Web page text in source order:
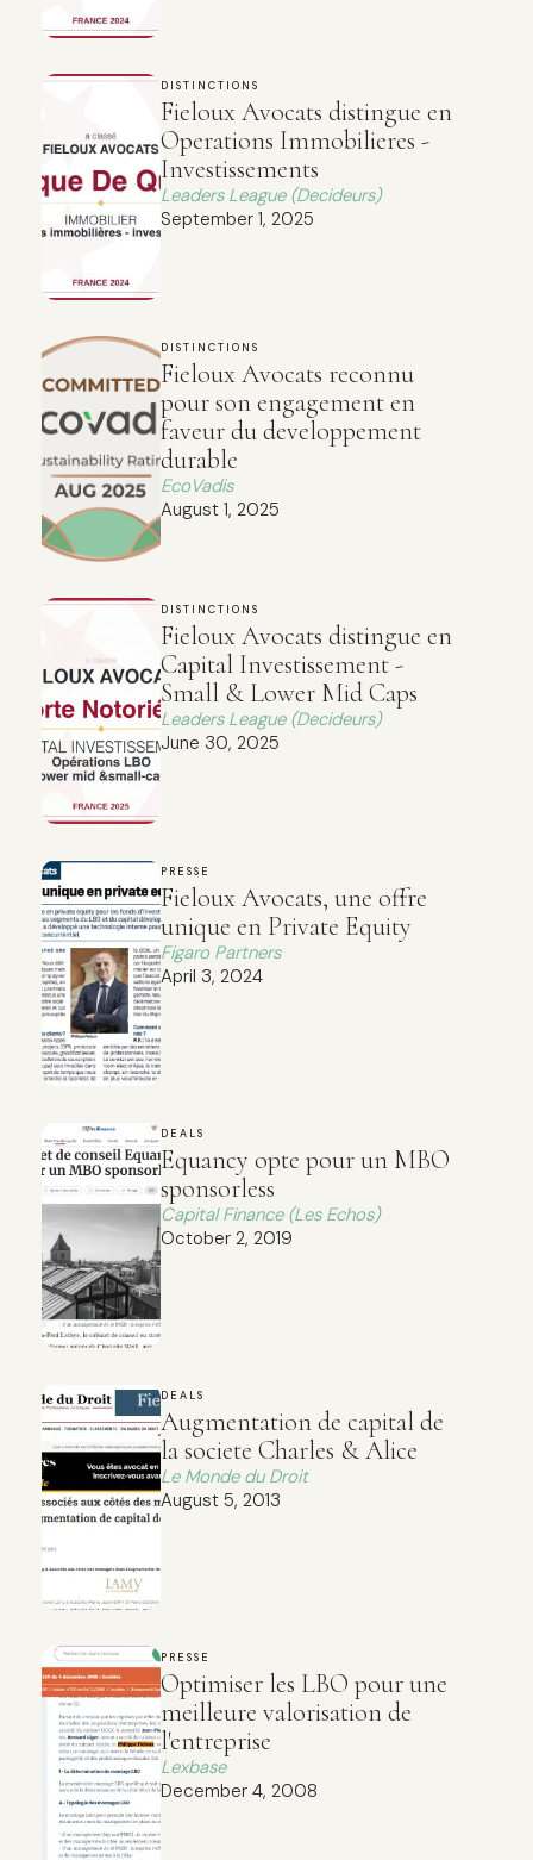
DISTINCTIONS
Fieloux Avocats distingue en
Operations Immobilieres -
Investissements
Leaders League (Decideurs)
September 1, 2025
DISTINCTIONS
Fieloux Avocats reconnu
pour son engagement en
faveur du developpement
durable
EcoVadis
August 1, 2025
DISTINCTIONS
Fieloux Avocats distingue en
Capital Investissement -
Small & Lower Mid Caps
Leaders League (Decideurs)
June 30, 2025
PRESSE
Fieloux Avocats, une offre
unique en Private Equity
Figaro Partners
April 3, 2024
DEALS
Equancy opte pour un MBO
sponsorless
Capital Finance (Les Echos)
October 2, 2019
DEALS
Augmentation de capital de
la societe Charles & Alice
Le Monde du Droit
August 5, 2013
PRESSE
Optimiser les LBO pour une
meilleure valorisation de
l'entreprise
Lexbase
December 4, 2008